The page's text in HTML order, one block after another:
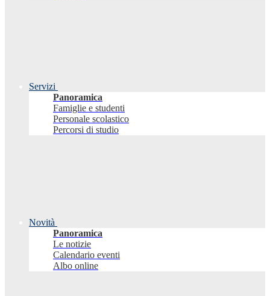
Servizi
Panoramica
Famiglie e studenti
Personale scolastico
Percorsi di studio
Novità
Panoramica
Le notizie
Calendario eventi
Albo online